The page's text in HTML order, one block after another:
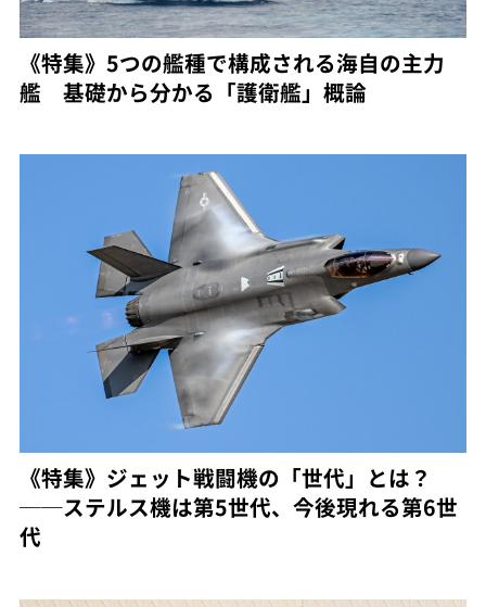
《特集》5つの艦種で構成される海自の主力
艦 基礎から分かる「護衛艦」概論
《特集》ジェット戦闘機の「世代」とは？
──ステルス機は第5世代、今後現れる第6世
代